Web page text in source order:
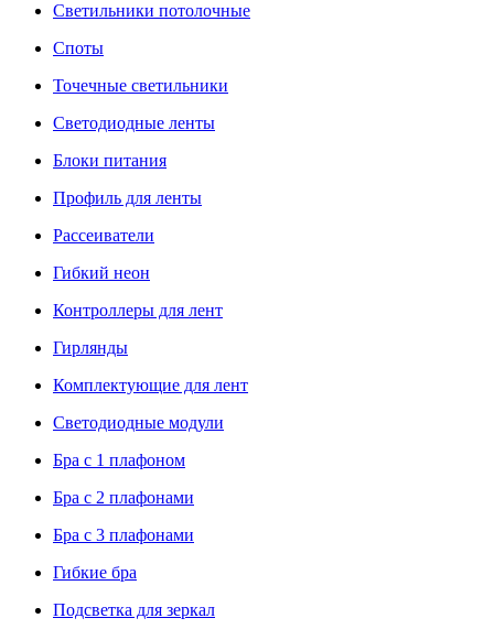
Светильники потолочные
Споты
Точечные светильники
Светодиодные ленты
Блоки питания
Профиль для ленты
Рассеиватели
Гибкий неон
Контроллеры для лент
Гирлянды
Комплектующие для лент
Светодиодные модули
Бра с 1 плафоном
Бра с 2 плафонами
Бра с 3 плафонами
Гибкие бра
Подсветка для зеркал